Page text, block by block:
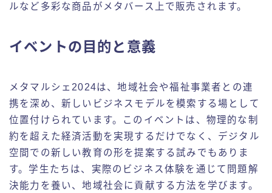
ルなど多彩な商品がメタバース上で販売されます。
イベントの目的と意義
メタマルシェ2024は、地域社会や福祉事業者との連
携を深め、新しいビジネスモデルを模索する場として
位置付けられています。このイベントは、物理的な制
約を超えた経済活動を実現するだけでなく、デジタル
空間での新しい教育の形を提案する試みでもありま
す。学生たちは、実際のビジネス体験を通じて問題解
決能力を養い、地域社会に貢献する方法を学びます。